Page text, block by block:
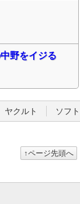
野をイジる
ヤクルト ソフ
↑ページ先頭へ